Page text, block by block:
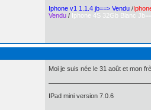
Iphone v1 1.1.4 jb==> Vendu /
Vendu / Iphone 4S 32Gb Blanc
Moi je suis née le 31 août et mon
IPad mini version 7.0.6